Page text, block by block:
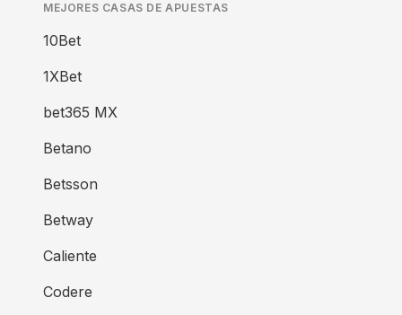
MEJORES CASAS DE APUESTAS
10Bet
1XBet
bet365 MX
Betano
Betsson
Betway
Caliente
Codere